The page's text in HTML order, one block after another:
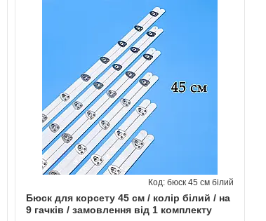
Бюск для корсету 45 см / колір білий / на
9 гачків / замовлення від 1 комплекту
бюск 45 см білий